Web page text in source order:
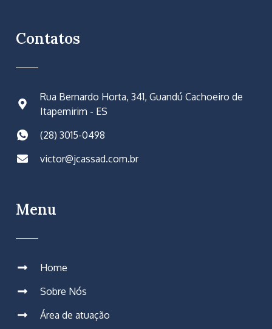
Contatos
Rua Bernardo Horta, 341, Guandú Cachoeiro de
Itapemirim - ES
(28) 3015-0498
victor@jcassad.com.br
Menu
Home
Sobre Nós
Área de atuação